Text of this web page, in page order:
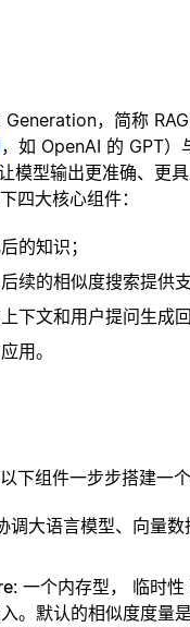
，简称
，如 OpenAI 的 GPT）
模型输出更准确、更
四大核心组件：
的知识；
续的相似度搜索提供支
下文和用户提问生成回
用。
组件一步步搭建一个
调大语言模型、向量
: 一个内存型， 临时性
。默认的相似度度